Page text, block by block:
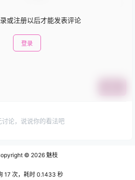
或注册以后才能发表评论
登录
讨论，说说你的看法吧
© 2026 魅枝
17 次，耗时 0.1433 秒